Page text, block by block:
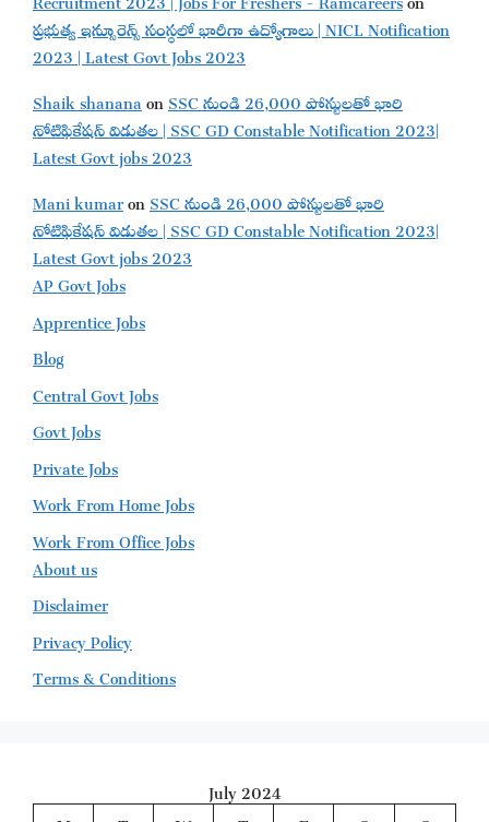
ప్రభుత్వ ఇన్సూరెన్స్ సంస్థలో భారీగా ఉద్యోగాలు | NICL Notification
2023 | Latest Govt Jobs 2023
Shaik shananaonSSC నుండి 26,000 పోస్టులతో భారి
నోటిఫికేషన్ విడుతల | SSC GD Constable Notification 2023|
Latest Govt jobs 2023
Mani kumaronSSC నుండి 26,000 పోస్టులతో భారి
నోటిఫికేషన్ విడుతల | SSC GD Constable Notification 2023|
Latest Govt jobs 2023
AP Govt Jobs
Apprentice Jobs
Blog
Central Govt Jobs
Govt Jobs
Private Jobs
Work From Home Jobs
Work From Office Jobs
About us
Disclaimer
Privacy Policy
Terms & Conditions
July 2024